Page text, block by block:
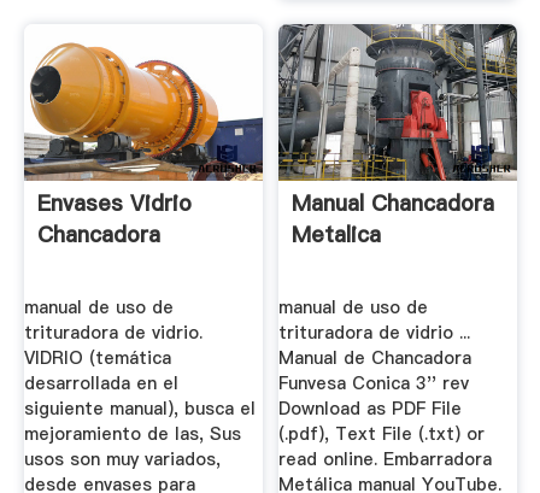
Envases Vidrio
Chancadora
manual de uso de
trituradora de vidrio.
VIDRIO (temática
desarrollada en el
siguiente manual), busca el
mejoramiento de las, Sus
usos son muy variados,
desde envases para
Manual Chancadora
Metalica
manual de uso de
trituradora de vidrio ...
Manual de Chancadora
Funvesa Conica 3'' rev
Download as PDF File
(.pdf), Text File (.txt) or
read online. Embarradora
Metálica manual YouTube.